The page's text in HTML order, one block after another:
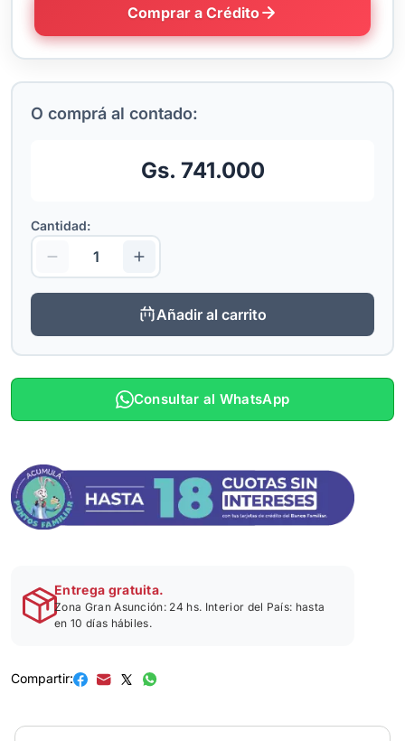
Comprar a Crédito
O comprá al contado:
Gs. 741.000
Cantidad:
Añadir al carrito
Consultar al WhatsApp
Entrega gratuita.
Zona Gran Asunción: 24 hs. Interior del País: hasta
en 10 días hábiles.
Compartir: